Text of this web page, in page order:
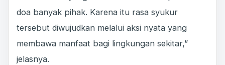
doa banyak pihak. Karena itu rasa syukur
tersebut diwujudkan melalui aksi nyata yang
membawa manfaat bagi lingkungan sekitar,”
jelasnya.